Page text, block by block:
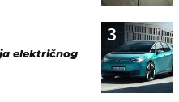
3
električnog